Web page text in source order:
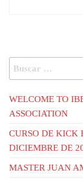
Buscar:
WELCOME TO
ASSOCIATION
CURSO DE KICK
DICIEMBRE DE
MASTER JUAN